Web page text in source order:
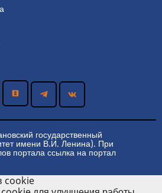
государственный
имени В.И. Ленина). При
портала ссылка на портал
cookie